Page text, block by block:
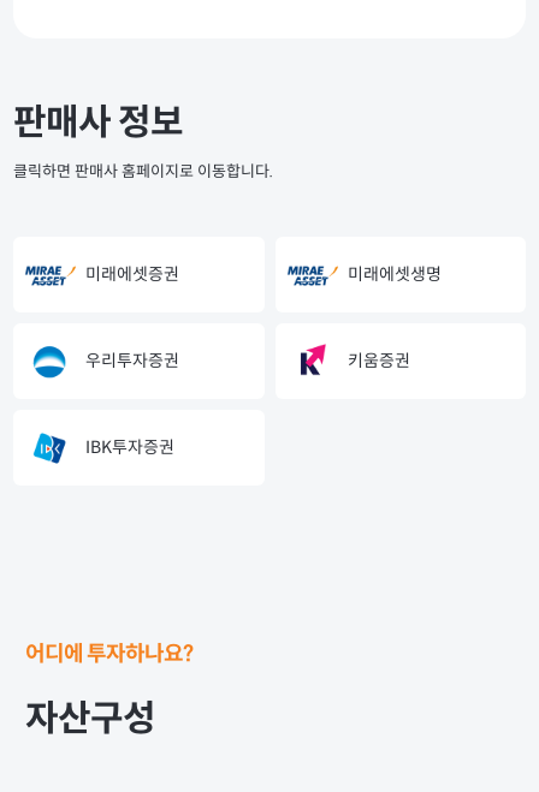
판매사 정보
클릭하면 판매사 홈페이지로 이동합니다.
미래에셋증권 미래에셋생명
우리투자증권 키움증권
IBK투자증권
어디에 투자하나요?
자산구성